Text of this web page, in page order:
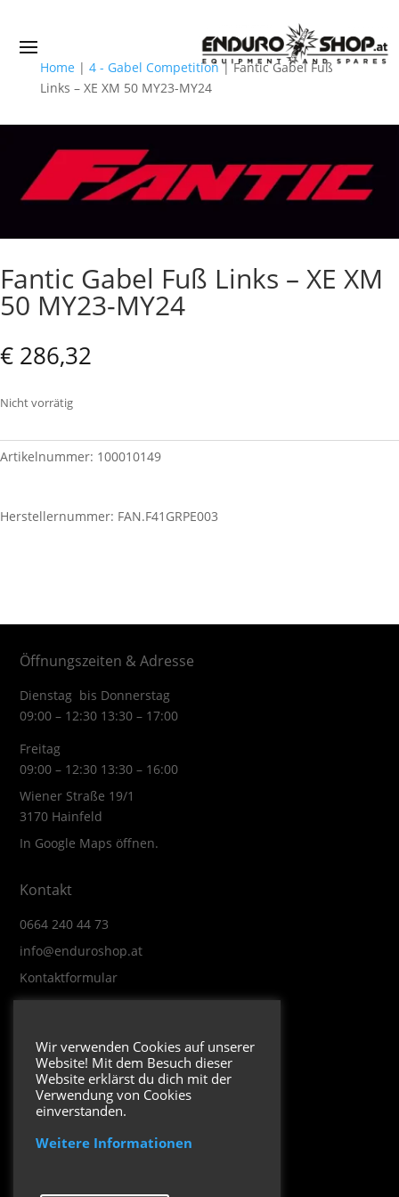
Home | 4 - Gabel Competition |Fantic Gabel Fuß
Links – XE XM 50 MY23-MY24
Fantic Gabel Fuß Links – XE XM
50 MY23-MY24
€ 286,32
Nicht vorrätig
Artikelnummer: 100010149
Herstellernummer: FAN.F41GRPE003
Öffnungszeiten & Adresse
Dienstag bis Donnerstag
09:00 – 12:30 13:30 – 17:00
Freitag
09:00 – 12:30 13:30 – 16:00
Wiener Straße 19/1
3170 Hainfeld
In Google Maps öffnen.
Kontakt
0664 240 44 73
info@enduroshop.at
Kontaktformular
Impressum
Datenschutzerklärung
Folge uns
Wir verwenden Cookies auf unserer
Website! Mit dem Besuch dieser
Website erklärst du dich mit der
Verwendung von Cookies
einverstanden.
Weitere Informationen